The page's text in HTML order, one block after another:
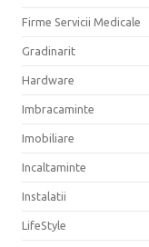
Firme Servicii Medicale
Gradinarit
Hardware
Imbracaminte
Imobiliare
Incaltaminte
Instalatii
LifeStyle